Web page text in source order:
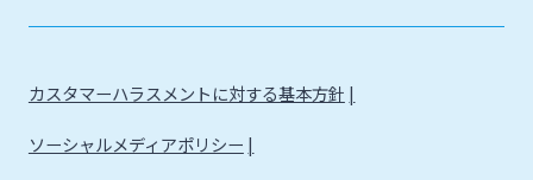
カスタマーハラスメントに対する基本方針
ソーシャルメディアポリシー